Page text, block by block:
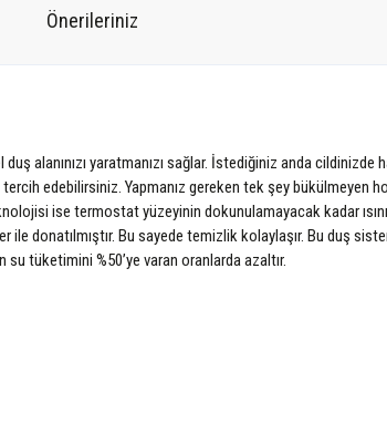
Önerileriniz
alanınızı yaratmanızı sağlar. İstediğiniz anda cildinizde
edebilirsiniz. Yapmanız gereken tek şey bükülmeyen
ise termostat yüzeyinin dokunulamayacak kadar
donatılmıştır. Bu sayede temizlik kolaylaşır. Bu duş
tüketimini %50’ye varan oranlarda azaltır.